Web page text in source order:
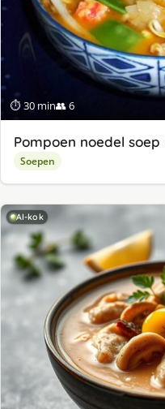
⏱ 30 min👥 6
Pompoen noedel
Soepen
AI-kok